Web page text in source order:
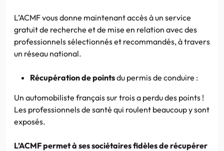
L’ACMF vous donne maintenant accès à un service
gratuit de recherche et de mise en relation avec des
professionnels sélectionnés et recommandés, à travers
un réseau national.
Récupération de pointsdu permis de conduire :
Un automobiliste français sur trois a perdu des points !
Les professionnels de santé qui roulent beaucoup y sont
exposés.
L’ACMF permet à ses sociétaires fidèles de récupérer